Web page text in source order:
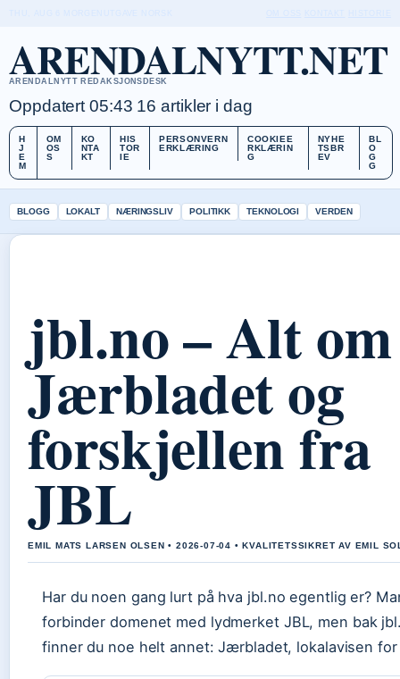
ARENDALNYTT.NET
ARENDALNYTT REDAKSJONSDESK
Oppdatert 05:43 16 artikler i dag
H
J
E
M
OM
OS
S
KO
NTA
KT
HIS
TOR
IE
PERSONVERN
ERKLÆRING
COOKIEE
RKLÆRIN
G
NYHE
TSBR
EV
BL
O
G
G
BLOGG LOKALT NÆRINGSLIV POLITIKK TEKNOLOGI VERDEN
jbl.no – Alt om
Jærbladet og
forskjellen fra
JBL
EMIL MATS LARSEN OLSEN • 2026-07-04 • KVALITETSSIKRET AV EMIL
Har du noen gang lurt på hva jbl.no egentlig er?
forbinder domenet med lydmerket JBL, men bak
finner du noe helt annet: Jærbladet, lokalavisen